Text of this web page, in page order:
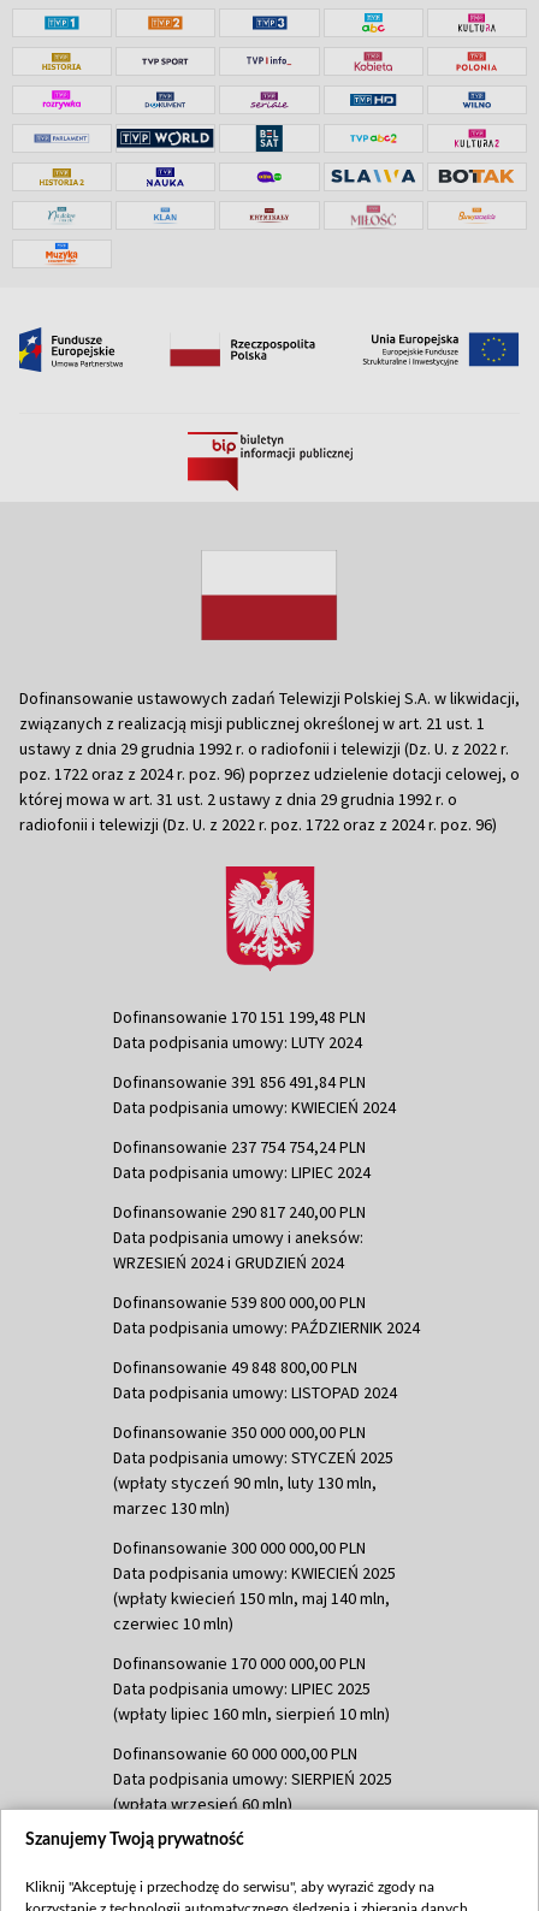
Dofinansowanie ustawowych zadań Telewizji Polskiej S.A. w likwidacji,
związanych z realizacją misji publicznej określonej w art. 21 ust. 1
ustawy z dnia 29 grudnia 1992 r. o radiofonii i telewizji (Dz. U. z 2022 r.
poz. 1722 oraz z 2024 r. poz. 96) poprzez udzielenie dotacji celowej, o
której mowa w art. 31 ust. 2 ustawy z dnia 29 grudnia 1992 r. o
radiofonii i telewizji (Dz. U. z 2022 r. poz. 1722 oraz z 2024 r. poz. 96)
Dofinansowanie 170 151 199,48 PLN
Data podpisania umowy: LUTY 2024
Dofinansowanie 391 856 491,84 PLN
Data podpisania umowy: KWIECIEŃ 2024
Dofinansowanie 237 754 754,24 PLN
Data podpisania umowy: LIPIEC 2024
Dofinansowanie 290 817 240,00 PLN
Data podpisania umowy i aneksów:
WRZESIEŃ 2024 i GRUDZIEŃ 2024
Dofinansowanie 539 800 000,00 PLN
Data podpisania umowy: PAŹDZIERNIK 2024
Dofinansowanie 49 848 800,00 PLN
Data podpisania umowy: LISTOPAD 2024
Dofinansowanie 350 000 000,00 PLN
Data podpisania umowy: STYCZEŃ 2025
(wpłaty styczeń 90 mln, luty 130 mln,
marzec 130 mln)
Dofinansowanie 300 000 000,00 PLN
Data podpisania umowy: KWIECIEŃ 2025
(wpłaty kwiecień 150 mln, maj 140 mln,
czerwiec 10 mln)
Dofinansowanie 170 000 000,00 PLN
Data podpisania umowy: LIPIEC 2025
(wpłaty lipiec 160 mln, sierpień 10 mln)
Dofinansowanie 60 000 000,00 PLN
Data podpisania umowy: SIERPIEŃ 2025
(wpłata wrzesień 60 mln)
Dofinansowanie 635 783 051,21 PLN
(wpłata wrzesień 100 mln, październik 350
Szanujemy Twoją prywatność
Kliknij "Akceptuję i przechodzę do serwisu", aby wyrazić zgody na